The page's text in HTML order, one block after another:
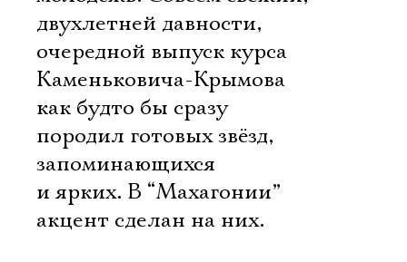
двухлетней давности,
очередной выпуск курса
Каменьковича-Крымова
как будто бы сразу
породил готовых звёзд,
запоминающихся
и ярких. В “Махагонии”
акцент сделан на них.